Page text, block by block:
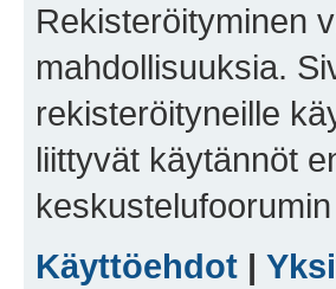
Rekisteröityminen
mahdollisuuksia.
rekisteröityneille
liittyvät käytännöt
Käyttöehdot |